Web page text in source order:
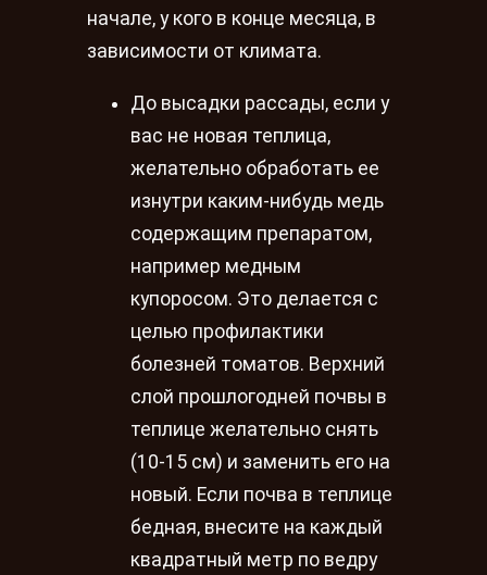
начале, у кого в конце месяца, в
зависимости от климата.
До высадки рассады, если у
вас не новая теплица,
желательно обработать ее
изнутри каким-нибудь медь
содержащим препаратом,
например медным
купоросом. Это делается с
целью профилактики
болезней томатов. Верхний
слой прошлогодней почвы в
теплице желательно снять
(10-15 см) и заменить его на
новый. Если почва в теплице
бедная, внесите на каждый
квадратный метр по ведру